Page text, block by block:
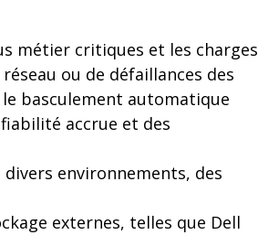
métier critiques et les charges
ou de défaillances des
basculement automatique
accrue et des
environnements, des
externes, telles que Dell